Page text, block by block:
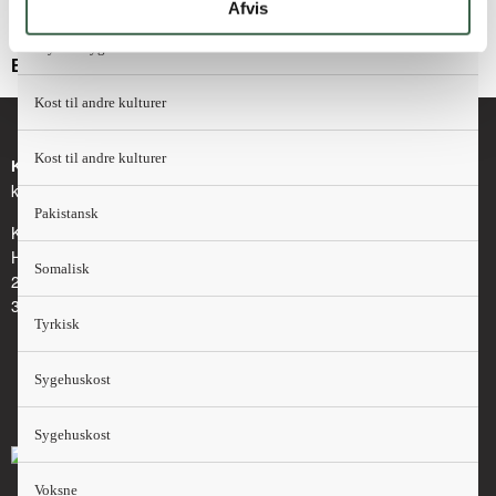
Afvis
Kost til andre kulturer
Kost til andre kulturer
Pakistansk
Somalisk
Tyrkisk
Sygehuskost
Sygehuskost
Voksne
Er fagligt opdateret i 2023
Kontakt
kosthaandbogen@kost.dk
Kost og Ernæringsforbundet
Holmbladsgade 70
2300 København S
3163 6600